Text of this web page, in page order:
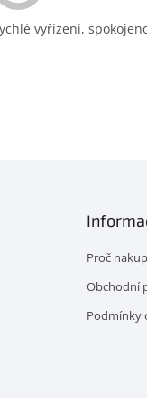
vyřízení,
Proč
Obchodní
Podmínky